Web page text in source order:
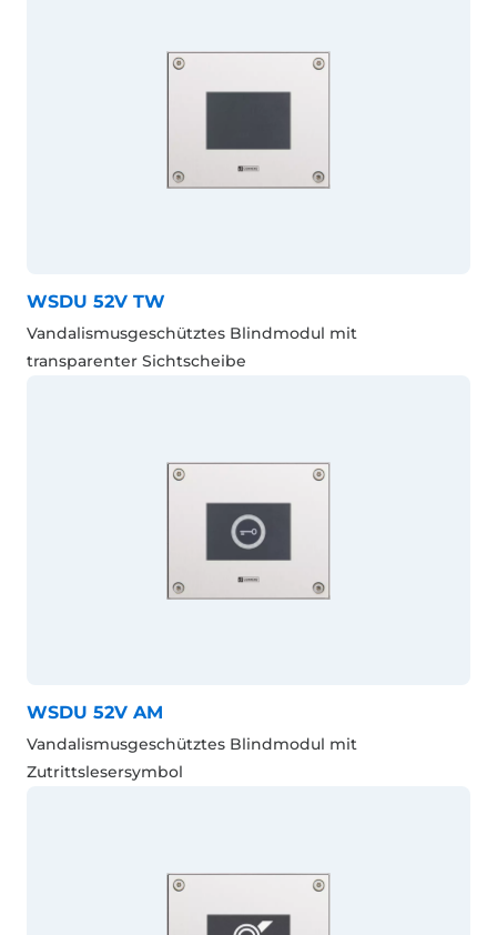
WSDU 52V TW
Vandalismusgeschütztes Blindmodul mit
transparenter Sichtscheibe
WSDU 52V AM
Vandalismusgeschütztes Blindmodul mit
Zutrittslesersymbol